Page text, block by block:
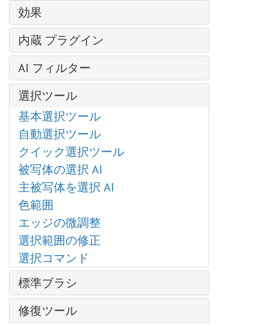
コミック風の絵
輝くイラスト
クローンスタンプ
写真から人物を抽出する
クロマキー
SmartMask プラグイン
粒子＆流線
写真をパステル画に変換
芸術的効果
油絵効果
デジタルアート
爆発効果
古い写真の復元
ハイパス
カメレオンブラシ
プラグインの導入方法
テクスチャブラシ
ブラシエディター: シェイプを選択
ワークスペース
操作方法
新規イメージの作成
AKVIS形式
カラースペース
画像のサイズ変更
グラフィック タブレットでの作業
バッチ処理
バッチ変換
印刷
プログラムの環境設定
ホットキー
レイヤー
レイヤー効果
レイヤー マスク
クリッピング マスク
ブレンド モード
明るさによるブレンド
チャンネル
選択範囲
履歴
色
スウォッチ
色相環
アクション
ファイル情報
レベル
カーブ
明るさ/コントラスト
露出度
部分的な彩度
色相/彩度
フォトフィルター
色バランス
特定色域の選択
カラー ルックアップ (3D LUT)
反転
しきい値
ポスタリゼーション
白黒
グラデーション マップ
非彩色
カラー マッチ
色の置き換え
効果
芸術的効果
— コミック
— ハーフトーン パターン
— リノカット効果
— ペン & インク
— 鉛筆画
— 写真複写
— ステンシル
— 粗いエッジ(縁）
ぼかし効果
ブラシ ストローク
チャンネル ミキサー
画像結合
ディスト―ション
ドロップシャドウ
グラマー効果
グリッチアート
内蔵 プラグイン
AirBrush
Enhancer
HDRFactory
LightShop
MakeUp
NatureArt
Neon
Noise Buster
Points
SmartMask
AI フィルター
イメージを拡大
JPEG アーティファクト除去
モーション デブラー
ノイズ除去
選択ツール
基本選択ツール
自動選択ツール
クイック選択ツール
被写体の選択 AI
主被写体を選択 AI
色範囲
エッジの微調整
選択範囲の修正
選択コマンド
標準ブラシ
カラーブラシ
色鉛筆
修復ツール